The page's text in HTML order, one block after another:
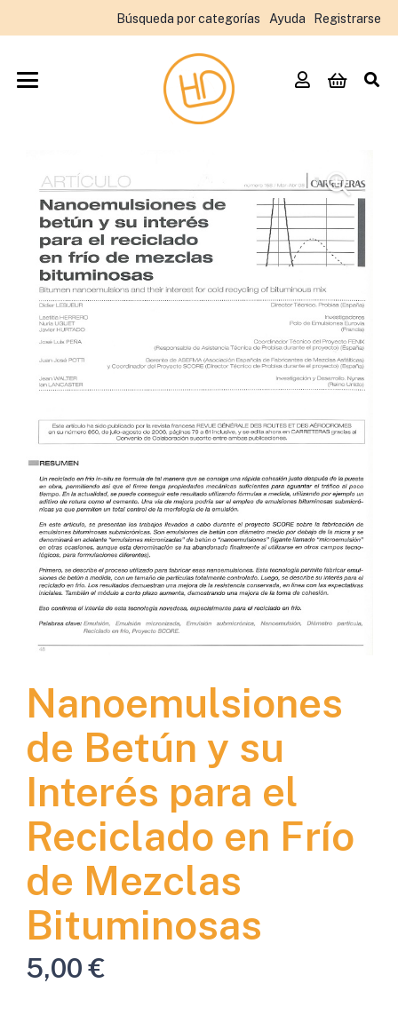
Búsqueda por categorías Ayuda Registrarse
Nanoemulsiones
de Betún y su
Interés para el
Reciclado en Frío
de Mezclas
Bituminosas
5,00€